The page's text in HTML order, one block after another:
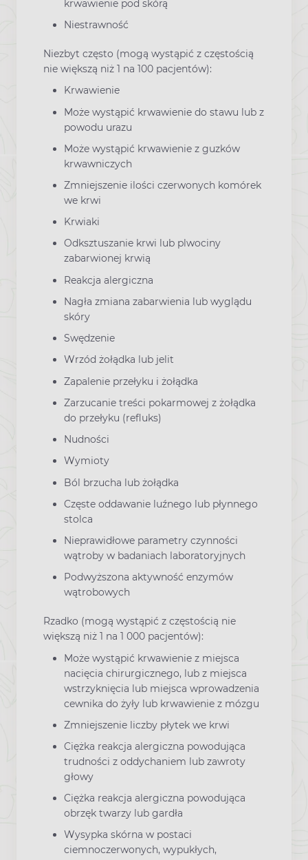
krwawienie pod skórą
Niestrawność
Niezbyt często (mogą wystąpić z częstością
nie większą niż 1 na 100 pacjentów):
Krwawienie
Może wystąpić krwawienie do stawu lub z
powodu urazu
Może wystąpić krwawienie z guzków
krwawniczych
Zmniejszenie ilości czerwonych komórek
we krwi
Krwiaki
Odksztuszanie krwi lub plwociny
zabarwionej krwią
Reakcja alergiczna
Nagła zmiana zabarwienia lub wyglądu
skóry
Swędzenie
Wrzód żołądka lub jelit
Zapalenie przełyku i żołądka
Zarzucanie treści pokarmowej z żołądka
do przełyku (refluks)
Nudności
Wymioty
Ból brzucha lub żołądka
Częste oddawanie luźnego lub płynnego
stolca
Nieprawidłowe parametry czynności
wątroby w badaniach laboratoryjnych
Podwyższona aktywność enzymów
wątrobowych
Rzadko (mogą wystąpić z częstością nie
większą niż 1 na 1 000 pacjentów):
Może wystąpić krwawienie z miejsca
nacięcia chirurgicznego, lub z miejsca
wstrzyknięcia lub miejsca wprowadzenia
cewnika do żyły lub krwawienie z mózgu
Zmniejszenie liczby płytek we krwi
Ciężka reakcja alergiczna powodująca
trudności z oddychaniem lub zawroty
głowy
Ciężka reakcja alergiczna powodująca
obrzęk twarzy lub gardła
Wysypka skórna w postaci
ciemnoczerwonych, wypukłych,